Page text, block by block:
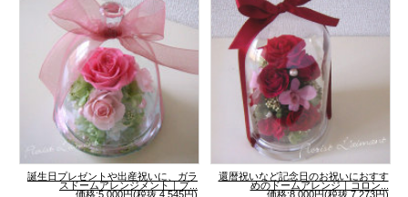
誕生日プレゼントや出産祝いに、ガラ
スドームアレンジメント｜プ...
価格:5,000円(税抜 4,545円)
還暦祝いなど記念日のお祝いにおすす
めのドームアレンジ｜コロン...
価格:8,000円(税抜 7,273円)